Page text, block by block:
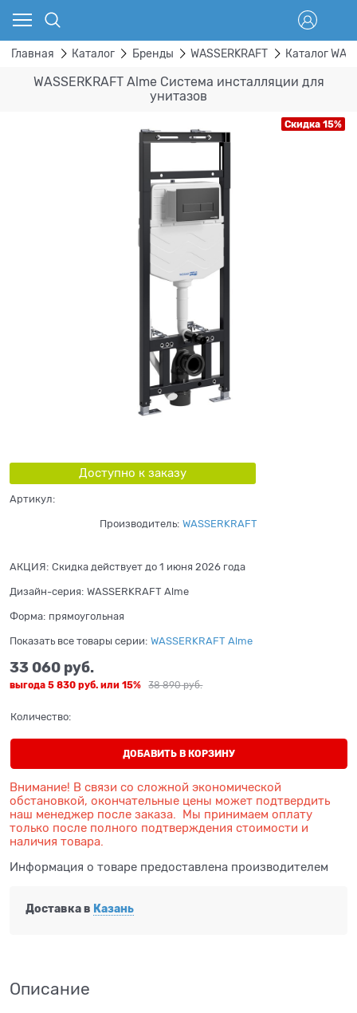
Главная Каталог Бренды WASSERKRAFT Каталог
WASSERKRAFT Alme Система инсталляции для
унитазов
Скидка 15%
Доступно к заказу
Артикул:
Производитель: WASSERKRAFT
АКЦИЯ: Скидка действует до 1 июня 2026 года
Дизайн-серия: WASSERKRAFT Alme
Форма: прямоугольная
Показать все товары серии: WASSERKRAFT Alme
38 890 руб.
33 060 руб.
выгода 5 830 руб. или 15%
Количество:
ДОБАВИТЬ В КОРЗИНУ
Внимание! В связи со сложной экономической
обстановкой, окончательные цены может подтвердить
наш менеджер после заказа. Мы принимаем оплату
только после полного подтверждения стоимости и
наличия товара.
Информация о товаре предоставлена производителем
Доставка в Казань
Описание